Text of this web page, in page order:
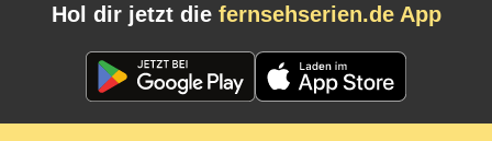
Hol dir jetzt die fernsehserien.de App